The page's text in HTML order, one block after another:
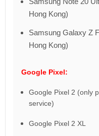
Hong Kong)
Samsung Galaxy Z
Hong Kong)
Google Pixel:
Google Pixel 2 (only
service)
Google Pixel 2 XL